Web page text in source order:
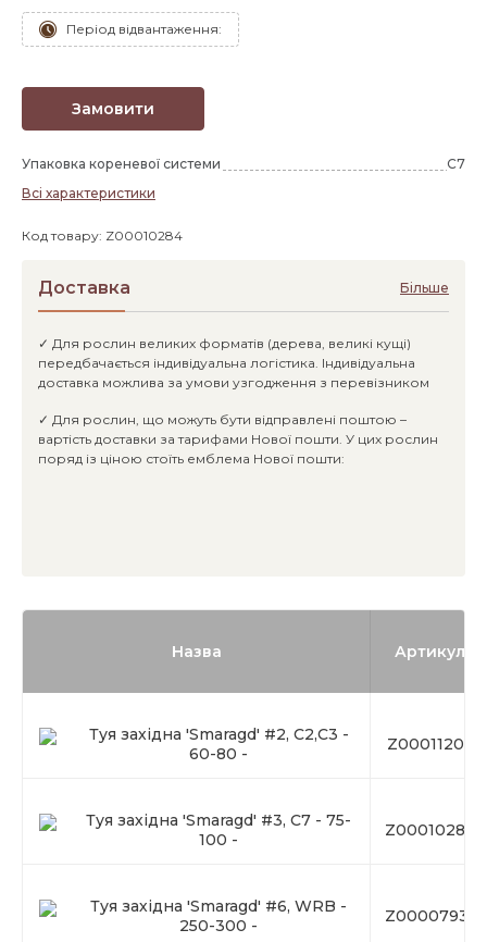
Період відвантаження:
Замовити
Упаковка кореневої системи
C7
Всі характеристики
Код товару: Z00010284
Доставка Більше
✓ Для рослин великих форматів (дерева, великі кущі)
передбачається індивідуальна логістика. Індивідуальна
доставка можлива за умови узгодження з перевізником
✓ Для рослин, що можуть бути відправлені поштою –
вартість доставки за тарифами Нової пошти. У цих рослин
поряд із ціною стоїть емблема Нової пошти:
Назва Артикул
Туя західна 'Smaragd' #2, С2,C3 -
60-80 -
Z00011206
Туя західна 'Smaragd' #3, C7 - 75-
100 -
Z00010284
Туя західна 'Smaragd' #6, WRB -
250-300 -
Z00007931